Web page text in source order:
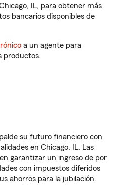
IL, para obtener más
bancarios disponibles de
a un agente para
productos.
su futuro financiero con
en Chicago, IL. Las
garantizar un ingreso de por
con impuestos diferidos
ahorros para la jubilación.